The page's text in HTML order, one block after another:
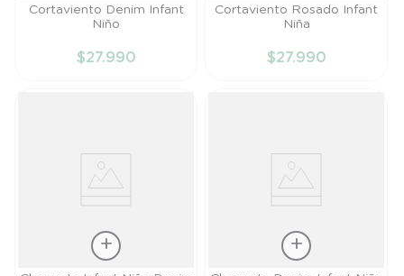
Talla
Cortaviento Denim Infant
Niño
$27.990
Talla
Cortaviento Rosado Infant
Niña
$27.990